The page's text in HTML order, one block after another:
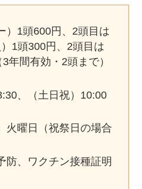
）1頭600円、2頭目は
1頭300円、2頭目は
年間有効・2頭まで）
、（土日祝）10:00
火曜日（祝祭日の場合
防、ワクチン接種証明